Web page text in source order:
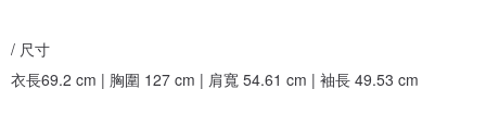
/ 尺寸
衣長69.2 cm | 胸圍 127 cm | 肩寬 54.61 cm | 袖長 49.53 cm